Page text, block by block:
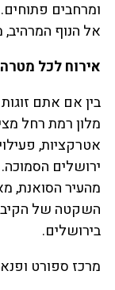
אל הנוף
אירוח לכל מטרה
בין אם אתם
מלון רמת רחל
אטרקציות,
ירושלים
מהעיר הסואנת,
השקטה של
בירושלים.
מרכז ספורט